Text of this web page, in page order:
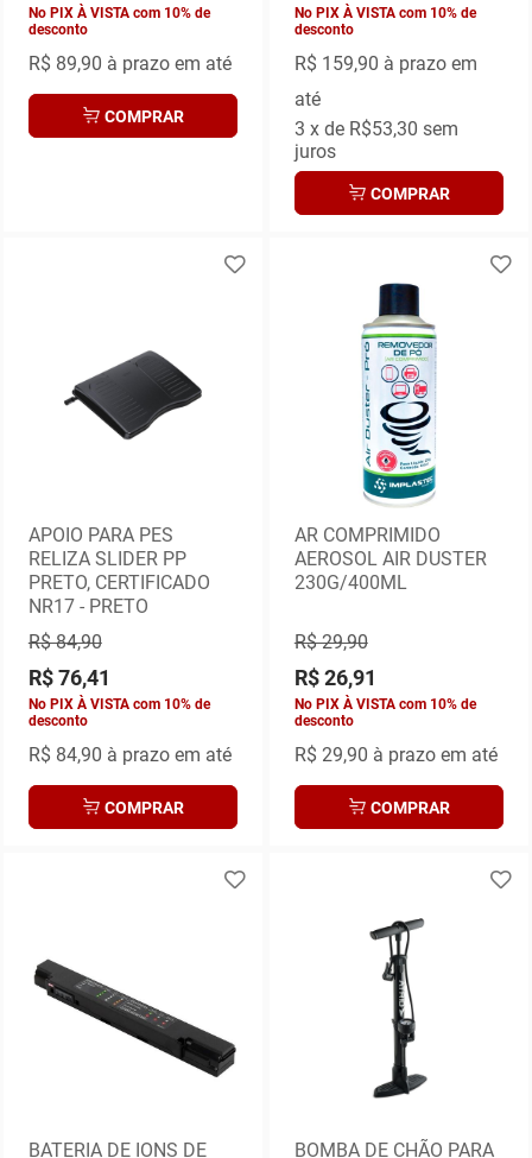
No PIX À VISTA com 10% de
desconto
R$ 89,90 à prazo em até
COMPRAR
No PIX À VISTA com 10% de
desconto
R$ 159,90 à prazo em
até
3 x de R$53,30 sem
juros
COMPRAR
APOIO PARA PES
RELIZA SLIDER PP
PRETO, CERTIFICADO
NR17 - PRETO
R$ 84,90
R$ 76,41
No PIX À VISTA com 10% de
desconto
R$ 84,90 à prazo em até
COMPRAR
AR COMPRIMIDO
AEROSOL AIR DUSTER
230G/400ML
R$ 29,90
R$ 26,91
No PIX À VISTA com 10% de
desconto
R$ 29,90 à prazo em até
COMPRAR
BATERIA DE IONS DE BOMBA DE CHÃO PARA